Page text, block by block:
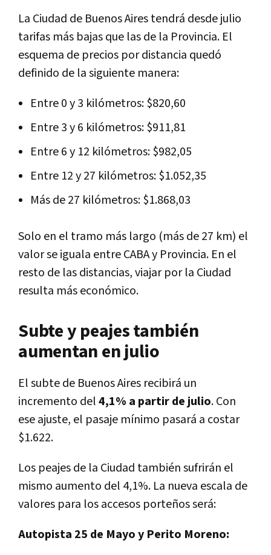
La Ciudad de Buenos Aires tendrá desde julio
tarifas más bajas que las de la Provincia. El
esquema de precios por distancia quedó
definido de la siguiente manera:
Entre 0 y 3 kilómetros: $820,60
Entre 3 y 6 kilómetros: $911,81
Entre 6 y 12 kilómetros: $982,05
Entre 12 y 27 kilómetros: $1.052,35
Más de 27 kilómetros: $1.868,03
Solo en el tramo más largo (más de 27 km) el
valor se iguala entre CABA y Provincia. En el
resto de las distancias, viajar por la Ciudad
resulta más económico.
Subte y peajes también
aumentan en julio
El subte de Buenos Aires recibirá un
incremento del4,1% a partir de julio. Con
ese ajuste, el pasaje mínimo pasará a costar
$1.622.
Los peajes de la Ciudad también sufrirán el
mismo aumento del 4,1%. La nueva escala de
valores para los accesos porteños será:
Autopista 25 de Mayo y Perito Moreno: